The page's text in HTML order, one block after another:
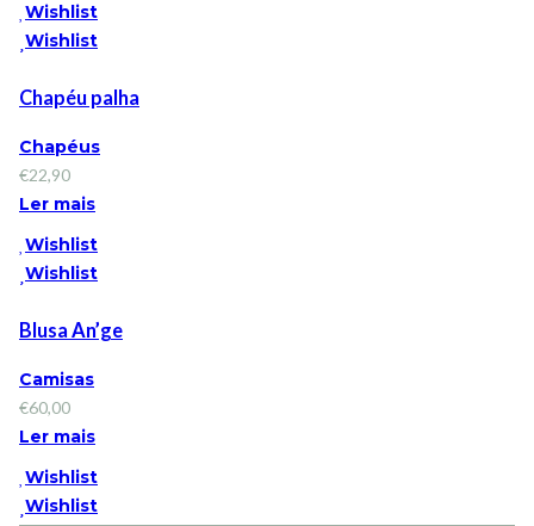
Wishlist
Wishlist
Chapéu palha
Chapéus
€22,90
Ler mais
Wishlist
Wishlist
Blusa An’ge
Camisas
€60,00
Ler mais
Wishlist
Wishlist